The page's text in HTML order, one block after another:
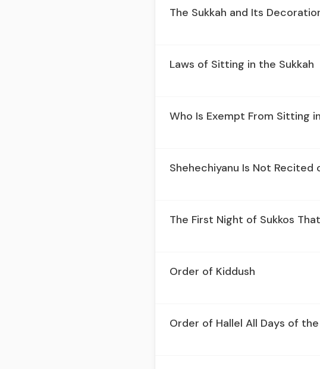
The Sukkah and Its
Laws of Sitting in the Sukkah
Who Is Exempt From Sitting
Shehechiyanu Is Not Recited
The First Night of Sukkos
Order of Kiddush
Order of Hallel All Days of